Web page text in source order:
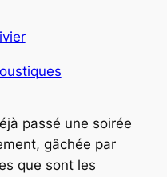
passé une soirée
gâchée par
que sont les